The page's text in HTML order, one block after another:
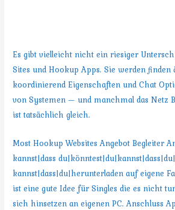
Es gibt vielleicht nicht ein riesiger
Sites und Hookup Apps. Sie werden finden
koordinierend Eigenschaften und Chat
von Systemen — und manchmal das Netz
ist tatsächlich gleich.
Most Hookup Websites Angebot Begleiter
kannst|dass
kannst|dass|du|herunterladen auf eigene
ist eine gute Idee für Singles die es nicht
sich hinsetzen an eigenen PC. Anschluss